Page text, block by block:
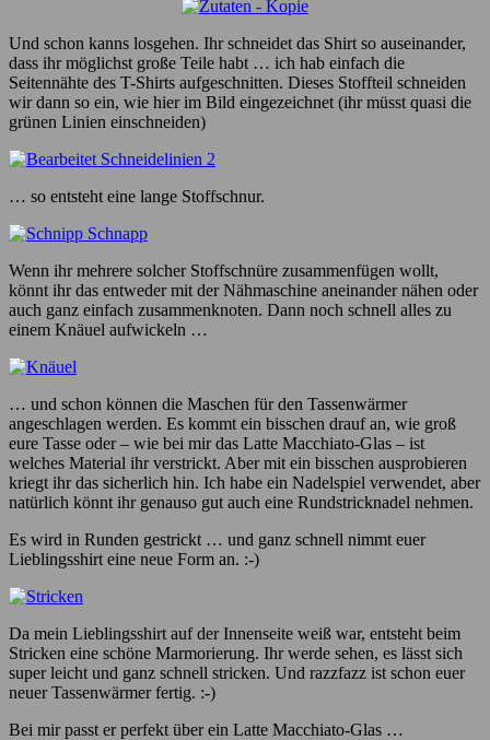
Und schon kanns losgehen. Ihr schneidet das Shirt so auseinander,
dass ihr möglichst große Teile habt … ich hab einfach die
Seitennähte des T-Shirts aufgeschnitten. Dieses Stoffteil schneiden
wir dann so ein, wie hier im Bild eingezeichnet (ihr müsst quasi die
grünen Linien einschneiden)
… so entsteht eine lange Stoffschnur.
Wenn ihr mehrere solcher Stoffschnüre zusammenfügen wollt,
könnt ihr das entweder mit der Nähmaschine aneinander nähen oder
auch ganz einfach zusammenknoten. Dann noch schnell alles zu
einem Knäuel aufwickeln …
… und schon können die Maschen für den Tassenwärmer
angeschlagen werden. Es kommt ein bisschen drauf an, wie groß
eure Tasse oder – wie bei mir das Latte Macchiato-Glas – ist
welches Material ihr verstrickt. Aber mit ein bisschen ausprobieren
kriegt ihr das sicherlich hin. Ich habe ein Nadelspiel verwendet, aber
natürlich könnt ihr genauso gut auch eine Rundstricknadel nehmen.
Es wird in Runden gestrickt … und ganz schnell nimmt euer
Lieblingsshirt eine neue Form an. :-)
Da mein Lieblingsshirt auf der Innenseite weiß war, entsteht beim
Stricken eine schöne Marmorierung. Ihr werde sehen, es lässt sich
super leicht und ganz schnell stricken. Und razzfazz ist schon euer
neuer Tassenwärmer fertig. :-)
Bei mir passt er perfekt über ein Latte Macchiato-Glas …